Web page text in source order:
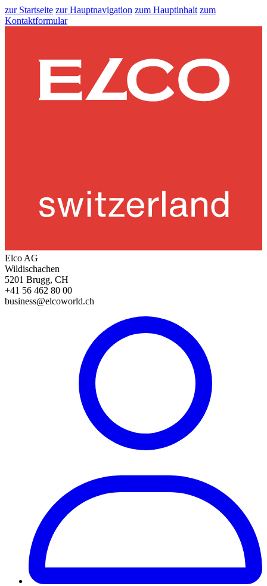
zur Startseite zur Hauptnavigation zum Hauptinhalt zum
Kontaktformular
Elco AG
Wildischachen
5201 Brugg, CH
+41 56 462 80 00
business@elcoworld.ch